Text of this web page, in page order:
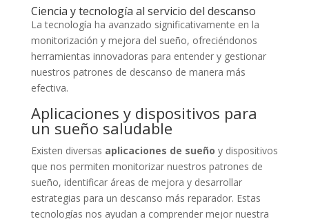
Ciencia y tecnología al servicio del descanso
La tecnología ha avanzado significativamente en la
monitorización y mejora del sueño, ofreciéndonos
herramientas innovadoras para entender y gestionar
nuestros patrones de descanso de manera más
efectiva.
Aplicaciones y dispositivos para
un sueño saludable
Existen diversas aplicaciones de sueño y dispositivos
que nos permiten monitorizar nuestros patrones de
sueño, identificar áreas de mejora y desarrollar
estrategias para un descanso más reparador. Estas
tecnologías nos ayudan a comprender mejor nuestra